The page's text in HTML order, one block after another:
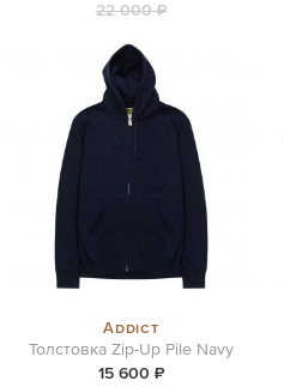
22 000 ₽
Addict
Толстовка Zip-Up Pile Navy
15 600 ₽